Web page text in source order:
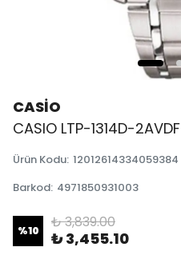
CASİO
CASIO LTP-1314D-2AVDF
Ürün Kodu: 12012614334059384
Barkod: 4971850931003
%10 ₺ 3,839.00
₺ 3,455.10